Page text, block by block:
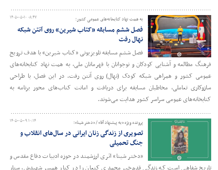
۱۴۰۵-۰۵-۱۰ ۰۸:۴۷ به همت نهاد کتابخانه‌های عمومی کشور؛
فصل ششم مسابقه «کتاب شیرین» روی آنتن شبکه
نهال رفت
فصل ششم مسابقه تلویزیونی «کتاب شیرین» با هدف ترویج
فرهنگ مطالعه و آشنایی کودکان و نوجوانان با قهرمانان ملی، به همت نهاد کتابخانه‌های
عمومی کشور و همراهی شبکه کودک (نهال) روی آنتن رفت. در این فصل، با طراحی
سازوکاری تعاملی، مخاطبان مسابقه برای دریافت و امانت کتاب‌های محور برنامه به
کتابخانه‌های عمومی سراسر کشور هدایت می‌شوند.
۱۴۰۵-۰۵-۰۹ ۱۰:۱۴ پرونده ویژه «به پیشنهاد آقا» / «دختر شینا»؛
تصویری از زندگی زنان ایرانی در سال‌های انقلاب و
جنگ تحمیلی
«دختر شینا» اثری ارزشمند در حوزه ادبیات دفاع مقدس و